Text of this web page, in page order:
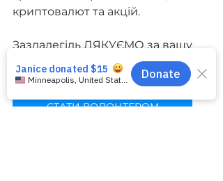
криптовалют та акцій.
Заздалегідь ДЯКУЄМО за вашу
підтримку та збереження ENGin!
СТАТИ ВОЛОНТЕРОМ